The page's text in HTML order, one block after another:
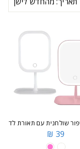
שולחנית עם תאורת לד
39 ₪